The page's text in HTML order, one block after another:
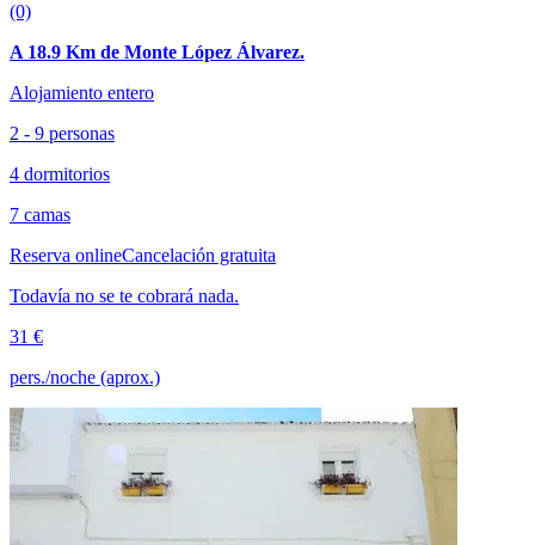
(0)
A 18.9 Km de Monte López Álvarez.
Alojamiento entero
2 - 9 personas
4 dormitorios
7 camas
Reserva onlineCancelación gratuita
Todavía no se te cobrará nada.
31 €
pers./noche (aprox.)